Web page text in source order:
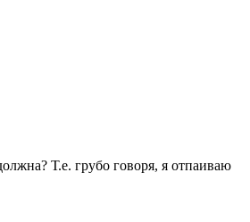
Т.е. грубо говоря, я отпаиваю